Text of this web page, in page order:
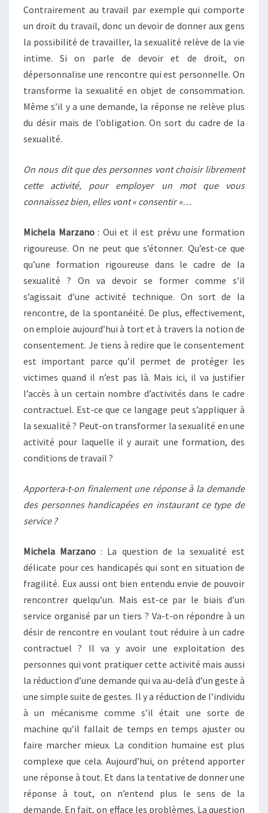
Contrairement au travail par exemple qui comporte
un droit du travail, donc un devoir de donner aux gens
la possibilité de travailler, la sexualité relève de la vie
intime. Si on parle de devoir et de droit, on
dépersonnalise une rencontre qui est personnelle. On
transforme la sexualité en objet de consommation.
Même s’il y a une demande, la réponse ne relève plus
du désir mais de l’obligation. On sort du cadre de la
sexualité.
On nous dit que des personnes vont choisir librement
cette activité, pour employer un mot que vous
connaissez bien, elles vont « consentir »…
Michela Marzano: Oui et il est prévu une formation
rigoureuse. On ne peut que s’étonner. Qu’est-ce que
qu’une formation rigoureuse dans le cadre de la
sexualité ? On va devoir se former comme s’il
s’agissait d’une activité technique. On sort de la
rencontre, de la spontanéité. De plus, effectivement,
on emploie aujourd’hui à tort et à travers la notion de
consentement. Je tiens à redire que le consentement
est important parce qu’il permet de protéger les
victimes quand il n’est pas là. Mais ici, il va justifier
l’accès à un certain nombre d’activités dans le cadre
contractuel. Est-ce que ce langage peut s’appliquer à
la sexualité ? Peut-on transformer la sexualité en une
activité pour laquelle il y aurait une formation, des
conditions de travail ?
Apportera-t-on finalement une réponse à la demande
des personnes handicapées en instaurant ce type de
service ?
Michela Marzano : La question de la sexualité est
délicate pour ces handicapés qui sont en situation de
fragilité. Eux aussi ont bien entendu envie de pouvoir
rencontrer quelqu’un. Mais est-ce par le biais d’un
service organisé par un tiers ? Va-t-on répondre à un
désir de rencontre en voulant tout réduire à un cadre
contractuel ? Il va y avoir une exploitation des
personnes qui vont pratiquer cette activité mais aussi
la réduction d’une demande qui va au-delà d’un geste à
une simple suite de gestes. Il y a réduction de l’individu
à un mécanisme comme s’il était une sorte de
machine qu’il fallait de temps en temps ajuster ou
faire marcher mieux. La condition humaine est plus
complexe que cela. Aujourd’hui, on prétend apporter
une réponse à tout. Et dans la tentative de donner une
réponse à tout, on n’entend plus le sens de la
demande. En fait, on efface les problèmes. La question